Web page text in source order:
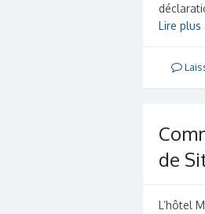
Lire plus
de
L’hôtel